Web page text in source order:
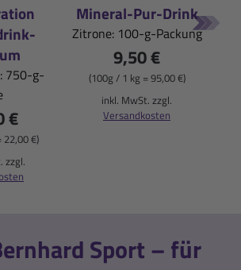
750-g-
€
22,00 €)
zzgl.
Mineral-Pur-Drink
Zitrone: 100-g-Packung
9,50 €
(100g / 1 kg = 95,00 €)
inkl. MwSt. zzgl.
Versandkosten
Sport – für